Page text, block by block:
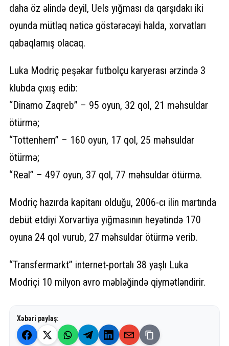
daha öz əlində deyil, Uels yığması da qarşıdakı iki
oyunda mütləq nəticə göstərəcəyi halda, xorvatları
qabaqlamış olacaq.
Luka Modriç peşəkar futbolçu karyerası ərzində 3
klubda çıxış edib:
“Dinamo Zaqreb” – 95 oyun, 32 qol, 21 məhsuldar
ötürmə;
“Tottenhem” – 160 oyun, 17 qol, 25 məhsuldar
ötürmə;
“Real” – 497 oyun, 37 qol, 77 məhsuldar ötürmə.
Modriç hazırda kapitanı olduğu, 2006-cı ilin martında
debüt etdiyi Xorvartiya yığmasının heyətində 170
oyuna 24 qol vurub, 27 məhsuldar ötürmə verib.
“Transfermarkt” internet-portalı 38 yaşlı Luka
Modriçi 10 milyon avro məbləğində qiymətləndirir.
Xəbəri paylaş: